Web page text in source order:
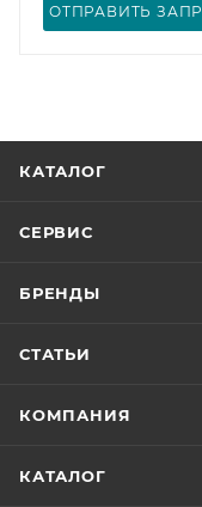
ОТПРАВИТЬ
КАТАЛОГ
СЕРВИС
БРЕНДЫ
СТАТЬИ
КОМПАНИЯ
КАТАЛОГ